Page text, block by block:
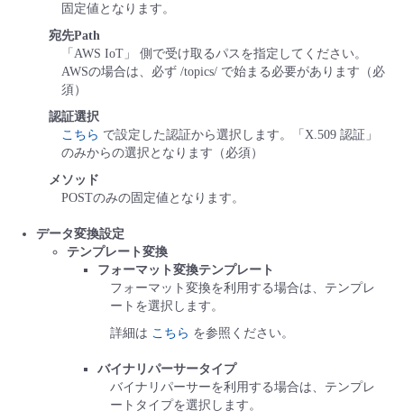
固定値となります。
宛先Path
「AWS IoT」 側で受け取るパスを指定してください。
AWSの場合は、必ず /topics/ で始まる必要があります（必
須）
認証選択
こちら で設定した認証から選択します。「X.509 認証」
のみからの選択となります（必須）
メソッド
POSTのみの固定値となります。
データ変換設定
テンプレート変換
フォーマット変換テンプレート
フォーマット変換を利用する場合は、テンプレ
ートを選択します。
詳細は こちら を参照ください。
バイナリパーサータイプ
バイナリパーサーを利用する場合は、テンプレ
ートタイプを選択します。